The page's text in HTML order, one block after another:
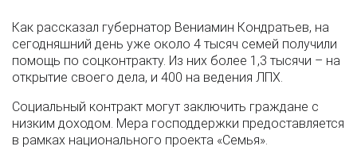
Как рассказал губернатор Вениамин Кондратьев, на
сегодняшний день уже около 4 тысяч семей получили
помощь по соцконтракту. Из них более 1,3 тысячи – на
открытие своего дела, и 400 на ведения ЛПХ.
Социальный контракт могут заключить граждане с
низким доходом. Мера господдержки предоставляется
в рамках национального проекта «Семья».